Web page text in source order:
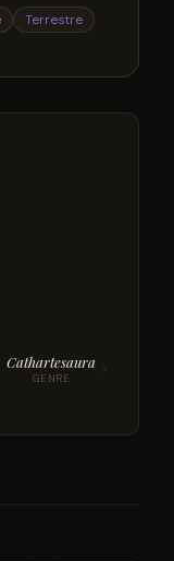
Terrestre
Cathartesaura
GENRE ›